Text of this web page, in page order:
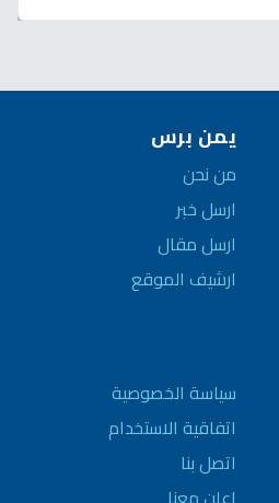
يمن برس
من نحن
ارسل خبر
ارسل مقال
ارشيف الموقع
سياسة الخصوصية
اتفاقية الاستخدام
اتصل بنا